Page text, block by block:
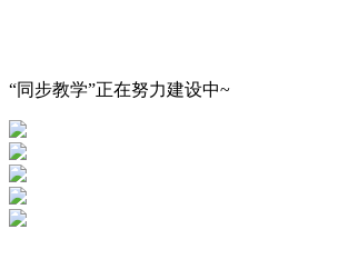
“同步教学”正在努力建设中~